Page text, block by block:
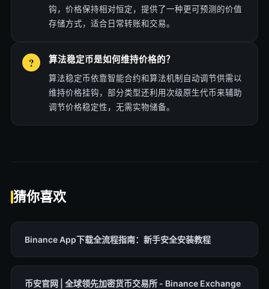
钩，价格保持相对恒定，提供了一种更可预测的价值
存储方式，适合日常转账和交易。
算法稳定币是如何维持价格的？
算法稳定币依靠智能合约和算法机制自动调节供需以
维持价格挂钩，部分类型还利用次级原生代币来辅助
调节价格稳定性，无需实物储备。
猜你喜欢
Binance App下载全流程指南：新手安全安装教程
币安官网 | 全球领先加密货币交易所 - Binance Exchange